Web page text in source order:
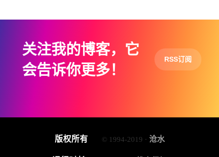
关注我的博客，它
会告诉你更多！
RSS订阅
版权所有 © 1994-2019 · 沧水